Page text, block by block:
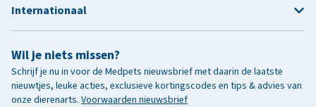
Wil je niets missen?
Schrijf je nu in voor de Medpets nieuwsbrief met daarin de laatste
nieuwtjes, leuke acties, exclusieve kortingscodes en tips & advies van
onze dierenarts. Voorwaarden nieuwsbrief
Internationaal